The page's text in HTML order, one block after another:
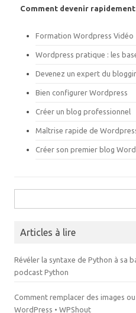
v
r
a
s
u
e
o
u
v
e
l
e
f
e
e
u
v
d
n
s
n
n
o
v
l
l
f
r
)
Comment devenir
Formation Wordpress Vidéo
Wordpress pratique : les
Devenez un expert du
Bien configurer Wordpress
Créer un blog professionnel
Maîtrise rapide de
Créer son premier blog
Articles à lire
Révéler la syntaxe de Python à sa
podcast Python
Comment remplacer des images
WordPress • WPShout